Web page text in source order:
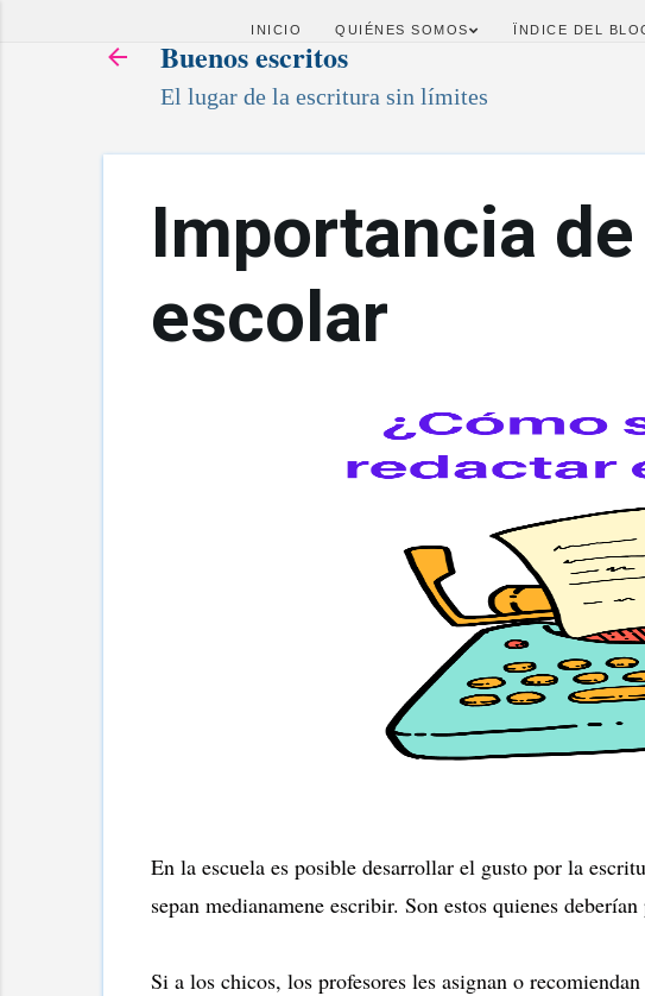
INICIO QUIÉNES SOMOS ÏNDICE DEL
Buenos escritos
El lugar de la escritura sin límites
Importancia
escolar
En la escuela es posible desarrollar el gusto por la
sepan medianamene escribir. Son estos quienes
Si a los chicos, los profesores les asignan o